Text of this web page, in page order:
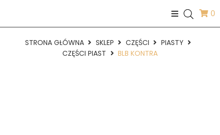
0
STRONA GŁÓWNA SKLEP CZĘŚCI
PIASTY
CZĘŚCI PIAST
BLB KONTRA